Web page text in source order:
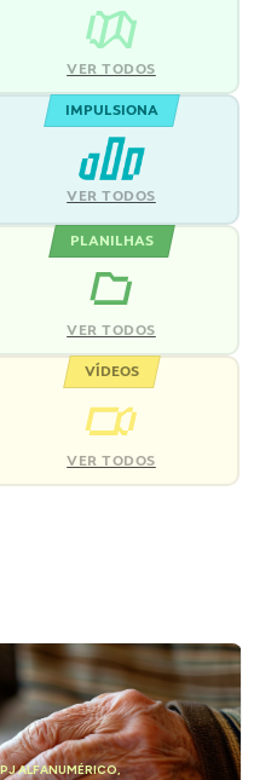
VER TODOS
IMPULSIONA
VER TODOS
PLANILHAS
VER TODOS
VÍDEOS
VER TODOS
ALFANUMÉRICO,